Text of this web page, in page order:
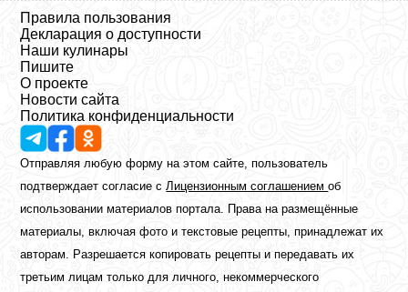
Правила пользования
Декларация о доступности
Наши кулинары
Пишите
О проекте
Новости сайта
Политика конфиденциальности
Отправляя любую форму на этом сайте, пользователь
подтверждает согласие сЛицензионным соглашениемоб
использовании материалов портала. Права на размещённые
материалы, включая фото и текстовые рецепты, принадлежат их
авторам. Разрешается копировать рецепты и передавать их
третьим лицам только для личного, некоммерческого